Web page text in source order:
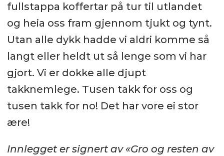
fullstappa koffertar på tur til utlandet
og heia oss fram gjennom tjukt og tynt.
Utan alle dykk hadde vi aldri komme så
langt eller heldt ut så lenge som vi har
gjort. Vi er dokke alle djupt
takknemlege. Tusen takk for oss og
tusen takk for no! Det har vore ei stor
ære!
Innlegget er signert av «Gro og resten av